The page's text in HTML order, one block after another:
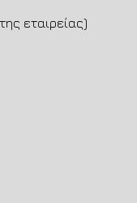
εταιρείας)